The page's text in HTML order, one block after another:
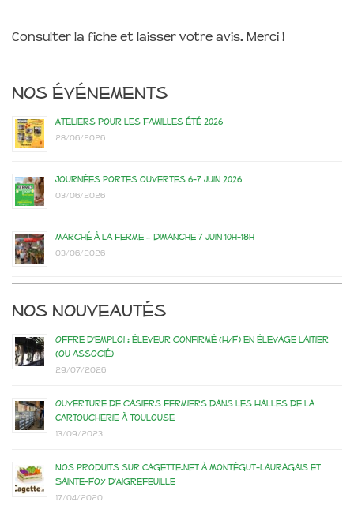
Consulter la fiche et laisser votre avis. Merci !
Nos événements
Ateliers pour les familles été 2026
28/06/2026
Journées portes ouvertes 6-7 juin 2026
03/06/2026
Marché à la ferme – dimanche 7 juin 10h-18h
03/06/2026
Nos nouveautés
Offre d’emploi : éleveur confirmé (H/F) en élevage laitier
(ou associé)
29/07/2026
Ouverture de casiers fermiers dans les Halles de la
Cartoucherie à Toulouse
13/09/2023
Nos produits sur Cagette.net à Montégut-Lauragais et
Sainte-Foy d’Aigrefeuille
17/04/2020